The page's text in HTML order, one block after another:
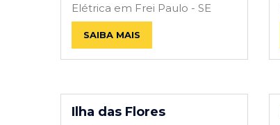
Elétrica em Frei Paulo - SE
SAIBA MAIS
Ilha das Flores